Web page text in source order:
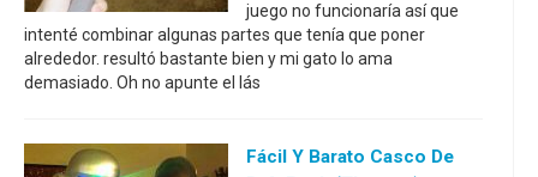
juego no funcionaría así que
intenté combinar algunas partes que tenía que poner
alrededor. resultó bastante bien y mi gato lo ama
demasiado. Oh no apunte el lás
Fácil Y Barato Casco De